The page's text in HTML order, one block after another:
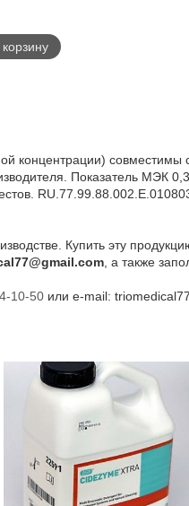
концентрации) совместимы
Показатель МЭК
Купить эту
, а также
10-50 или e-mail: